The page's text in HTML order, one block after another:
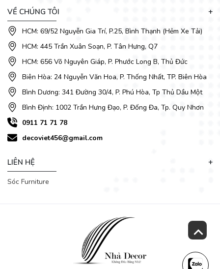
VỀ CHÚNG TÔI
HCM: 69/52 Nguyễn Gia Trí, P.25, Bình Thạnh (Hẻm Xe Tải)
HCM: 445 Trần Xuân Soạn, P. Tân Hưng, Q7
HCM: 656 Võ Nguyên Giáp, P. Phước Long B, Thủ Đức
Biên Hòa: 24 Nguyễn Văn Hoa, P. Thống Nhất, TP. Biên Hòa
Bình Dương: 341 Đường 30/4, P. Phú Hòa, Tp Thủ Dầu Một
Bình Định: 1002 Trần Hưng Đạo, P. Đống Đa, Tp. Quy Nhơn
0911 71 71 78
decoviet456@gmail.com
LIÊN HỆ
Sóc Furniture